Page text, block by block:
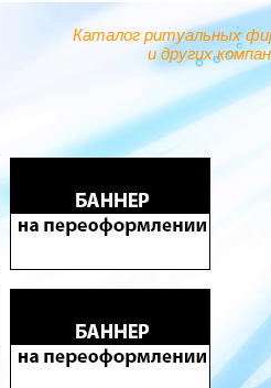
Каталог ритуальных
и других